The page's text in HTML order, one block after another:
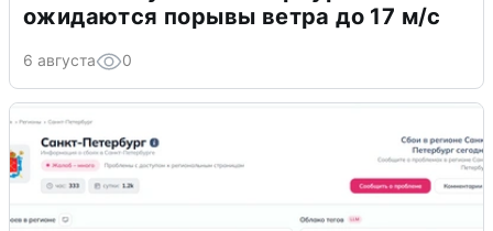
ожидаются порывы ветра до 17 м/с
6 августа 0